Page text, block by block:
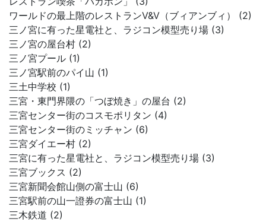
ワールドの最上階のレストランV&V（ブィアンブィ） (2)
三ノ宮に有った星電社と、ラジコン模型売り場 (3)
三ノ宮の屋台村 (2)
三ノ宮プール (1)
三ノ宮駅前のパイ山 (1)
三土中学校 (1)
三宮・東門界隈の「つぼ焼き」の屋台 (2)
三宮センター街のコスモポリタン (4)
三宮センター街のミッチャン (6)
三宮ダイエー村 (2)
三宮に有った星電社と、ラジコン模型売り場 (3)
三宮ブックス (2)
三宮新聞会館山側の富士山 (6)
三宮駅前の山一證券の富士山 (1)
三木鉄道 (2)